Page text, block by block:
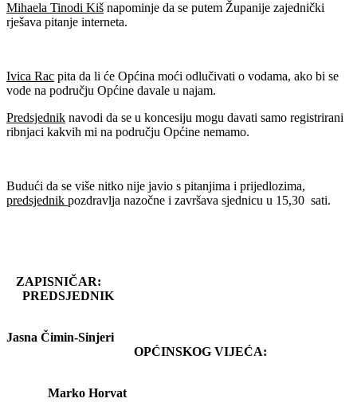
Mihaela Tinodi Kiš napominje da se putem Županije zajednički
rješava pitanje interneta.
Ivica Rac pita da li će Općina moći odlučivati o vodama, ako bi se
vode na području Općine davale u najam.
Predsjednik navodi da se u koncesiju mogu davati samo registrirani
ribnjaci kakvih mi na području Općine nemamo.
Budući da se više nitko nije javio s pitanjima i prijedlozima,
predsjednik pozdravlja nazočne i završava sjednicu u 15,30 sati.
ZAPISNIČAR:
PREDSJEDNIK
Jasna Čimin-Sinjeri
OPĆINSKOG VIJEĆA:
Marko Horvat